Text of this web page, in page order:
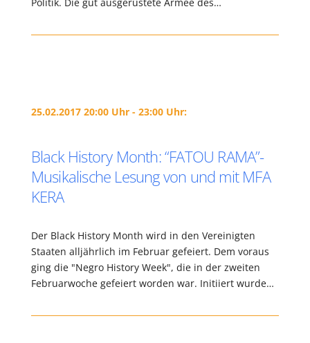
25.02.2017 20:00 Uhr - 23:00 Uhr:
Black History Month: “FATOU RAMA”-
Musikalische Lesung von und mit MFA
KERA
Der Black History Month wird in den Vereinigten
Staaten alljährlich im Februar gefeiert. Dem voraus
ging die "Negro History Week", die in der zweiten
Februarwoche gefeiert worden war. Initiiert wurde…